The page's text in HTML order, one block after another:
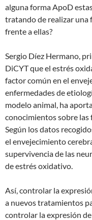
alguna forma ApoD
tratando de realizar
frente a ellas?
Sergio Díez Hermano,
DiCYT que el estrés
factor común en el
enfermedades de
modelo animal, ha
conocimientos sobre las
Según los datos
el envejecimiento
supervivencia de las
de estrés oxidativo.
Así, controlar la
a nuevos tratamientos
controlar la expresión